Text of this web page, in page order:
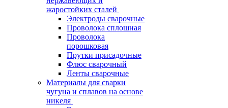
жаростойких сталей
Электроды сварочные
Проволока сплошная
Проволока
порошковая
Прутки присадочные
Флюс сварочный
Ленты сварочные
Материалы для сварки
чугуна и сплавов на основе
никеля